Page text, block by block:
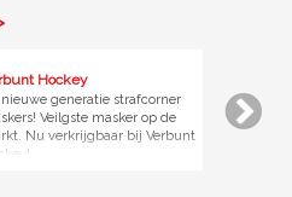
Hockey
nieuwe generatie strafcorner
Veilgste masker op de
Nu verkrijgbaar bij Verbunt